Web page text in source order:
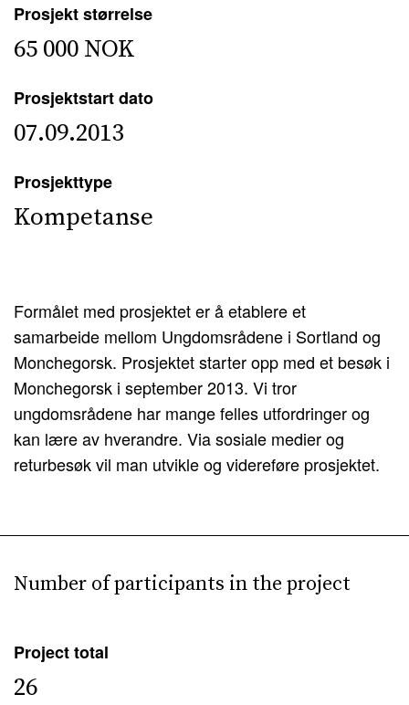
Prosjekt størrelse
65 000 NOK
Prosjektstart dato
07.09.2013
Prosjekttype
Kompetanse
Formålet med prosjektet er å etablere et
samarbeide mellom Ungdomsrådene i Sortland og
Monchegorsk. Prosjektet starter opp med et besøk i
Monchegorsk i september 2013. Vi tror
ungdomsrådene har mange felles utfordringer og
kan lære av hverandre. Via sosiale medier og
returbesøk vil man utvikle og videreføre prosjektet.
Number of participants in the project
Project total
26